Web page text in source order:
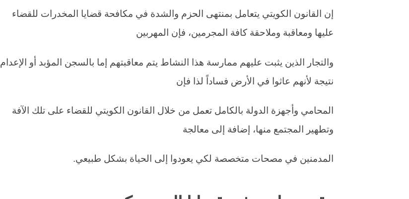
إن القانون الكويتي يتعامل بمنتهى الحزم والشدة في مكافحة قضايا المخدرات للقضاء
عليها ومعاقبة وملاحقة كافة المجرمين، فإن المهربين
والتجار الذين يثبت عليهم ممارسة هذا النشاط يتم معاقبتهم إما بالسجن المؤبد أو الإعدام
نتيجة لأنهم عاثوا في الأرض فساداً لذا فإن
المحامي وأجهزة الدولة بالكامل تعمل من خلال القانون الكويتي للقضاء على تلك الآفة
وتطهير المجتمع منها، إضافة إلى معالجة
المدمنين في مصحات متخصصة لكي يعودوا إلى الحياة بشكل طبيعي.